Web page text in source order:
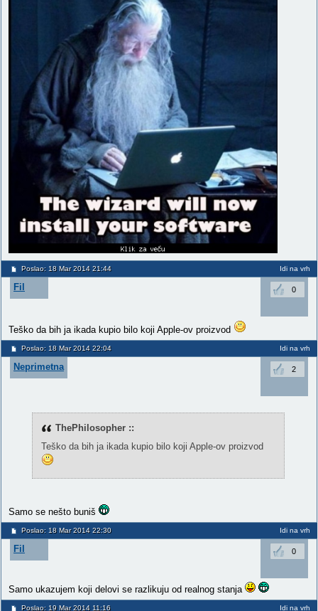
Poslao: 18 Mar 2014 21:44 Idi na vrh
Fil 0
Teško da bih ja ikada kupio bilo koji Apple-ov proizvod
Poslao: 18 Mar 2014 22:04 Idi na vrh
Neprimetna 2
ThePhilosopher ::
Teško da bih ja ikada kupio bilo koji Apple-ov proizvod
Samo se nešto buniš
Poslao: 18 Mar 2014 22:30 Idi na vrh
Fil 0
Samo ukazujem koji delovi se razlikuju od realnog stanja
Poslao: 19 Mar 2014 11:16 Idi na vrh